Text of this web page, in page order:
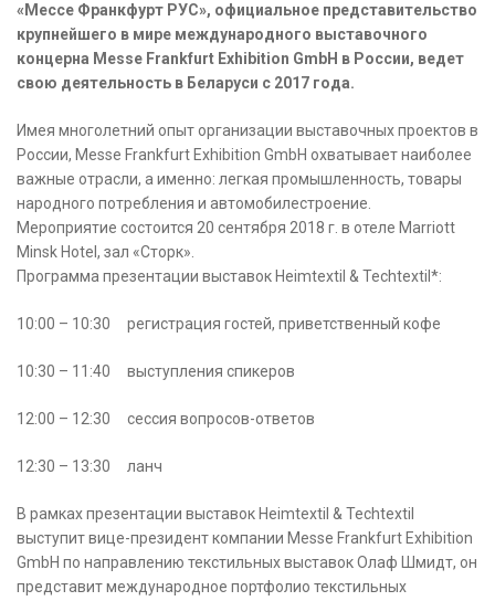
«Мессе Франкфурт РУС», официальное представительство
крупнейшего в мире международного выставочного
концерна Messe Frankfurt Exhibition GmbH в России, ведет
свою деятельность в Беларуси с 2017 года.
Имея многолетний опыт организации выставочных проектов в
России, Messe Frankfurt Exhibition GmbH охватывает наиболее
важные отрасли, а именно: легкая промышленность, товары
народного потребления и автомобилестроение.
Мероприятие состоится 20 сентября 2018 г. в отеле Marriott
Minsk Hotel, зал «Сторк».
Программа презентации выставок Heimtextil & Techtextil*:
10:00 – 10:30 регистрация гостей, приветственный кофе
10:30 – 11:40 выступления спикеров
12:00 – 12:30 сессия вопросов-ответов
12:30 – 13:30 ланч
В рамках презентации выставок Heimtextil & Techtextil
выступит вице-президент компании Messe Frankfurt Exhibition
GmbH по направлению текстильных выставок Олаф Шмидт, он
представит международное портфолио текстильных